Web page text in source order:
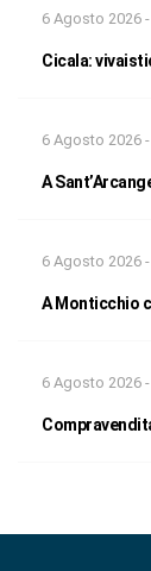
6 Agosto 2026
Cicala:
6 Agosto 2026
A
6 Agosto 2026
A Monticchio
6 Agosto 2026 -